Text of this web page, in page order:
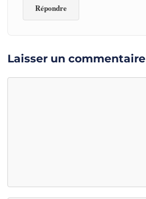
Répondre
Laisser un commentaire